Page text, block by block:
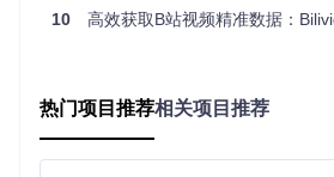
运营策略优化
使新视频48小时内播放量提升29%。
实施路径：从数据采集到价值
10 高效获取B站视频精准数据：Bilivideoinfo
热门项目推荐相关项目推荐